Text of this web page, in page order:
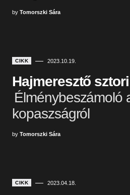
by Tomorszki Sára
CIKK 2023.10.19.
Hajmeresztő sztori
Élménybeszámoló
kopaszságról
by Tomorszki Sára
CIKK 2023.04.18.